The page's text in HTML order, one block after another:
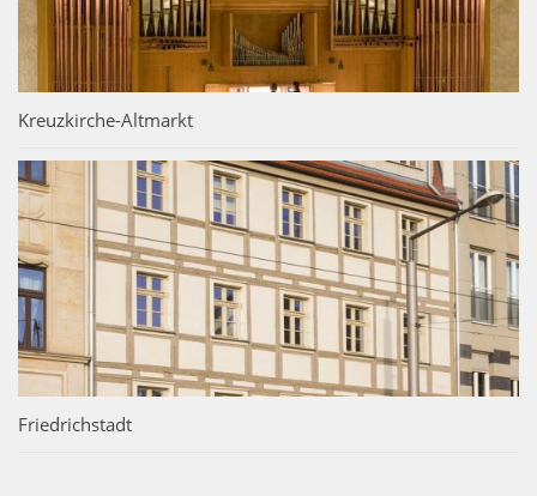
Kreuzkirche-Altmarkt
Friedrichstadt